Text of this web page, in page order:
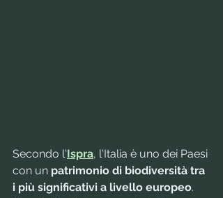
Secondo l'Ispra, l'Italia è uno dei Paesi
con un patrimonio di biodiversità tra
i più significativi a livello europeo.